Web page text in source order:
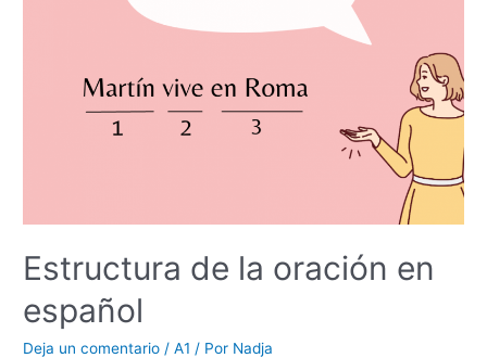
Estructura de la oración en
español
Deja un comentario /A1 / Por Nadja